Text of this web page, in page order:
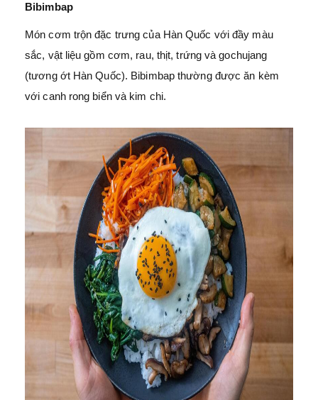
Bibimbap
Món cơm trộn đặc trưng của Hàn Quốc với đầy màu
sắc, vật liệu gồm cơm, rau, thịt, trứng và gochujang
(tương ớt Hàn Quốc). Bibimbap thường được ăn kèm
với canh rong biển và kim chi.